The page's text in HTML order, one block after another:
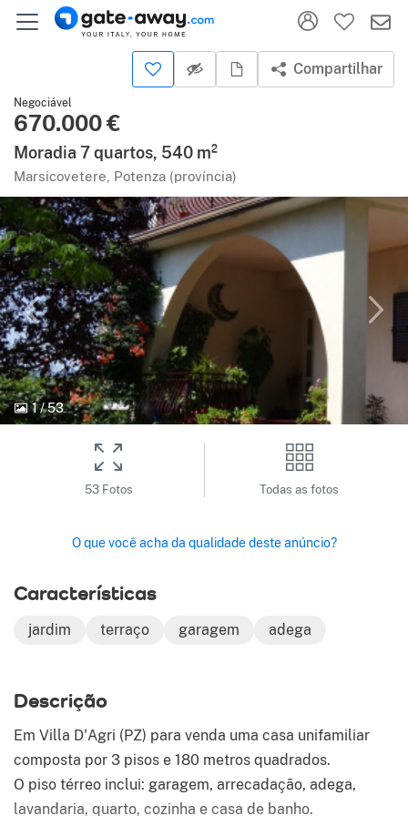
Compartilhar
Negociável
670.000 €
Moradia 7 quartos, 540 m²
Marsicovetere, Potenza (província)
1/53
53 Fotos Todas as fotos
O que você acha da qualidade deste anúncio?
Características
jardim terraço garagem adega
Descrição
Em Villa D'Agri (PZ) para venda uma casa unifamiliar
composta por 3 pisos e 180 metros quadrados.
O piso térreo inclui: garagem, arrecadação, adega,
lavandaria, quarto, cozinha e casa de banho.